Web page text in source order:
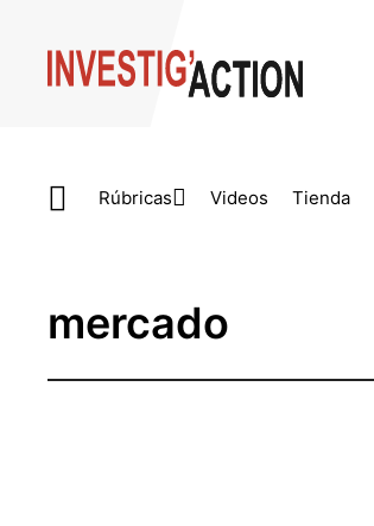
Rúbricas Videos Tienda
mercado